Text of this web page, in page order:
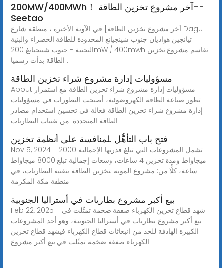
200MW/400MWh！ آخر مشروع تخزين الطاقة--
Seetao
آخر مشروع تخزين الطاقة] في الآونة الأخيرة ، منطقة شارع Dagu
تيانجين هواديان جنوب شينجيانغ المحدودة للطاقة الخضراء والبنية
التحتية - جنوب شينجيانغ 200mW / 400mwh تقاسم مشروع تخزين
الطاقة بدأت رسميا .
مسؤوليات إدارة مشروع شراء تخزين الطاقة
About مسؤوليات إدارة مشروع شراء تخزين الطاقة مع استمرار
تطور صناعة الطاقة الكهروضوئية، أصبحت التطورات في مسؤوليات
إدارة مشروع شراء تخزين الطاقة فعالة في تحسين استخدام مصادر
الطاقة المتجددة. من تقنيات البطاريات
فتح باب التأهُّل للمنافسة على أنظمة تخزين
Nov 5, 2024 · تشمل المشروعات التي تبلغ قدرتها الإجمالية 2000
ميجاواط ومدة تخزين 4 ساعات، وسعات إجمالية تبلغ 8000 ميجاواط
ساعة، كلًّا من: مشروع المويه لتخزين الطاقة بتقنية البطاريات، في
منطقة مكة المكرمة
بيع أكبر مشروع بطاريات في أستراليا الجنوبية
Feb 22, 2025 · شهد قطاع تخزين الكهرباء صفقة ضخمة تمثّلت في
بيع أكبر مشروع بطاريات في أستراليا الجنوبية، وهو أحد المشروعات
الكبيرة الهادفة للحد من انبعاثات قطاع الكهرباء فيشهد قطاع تخزين
الكهرباء صفقة ضخمة تمثّلت في بيع أكبر مشروع